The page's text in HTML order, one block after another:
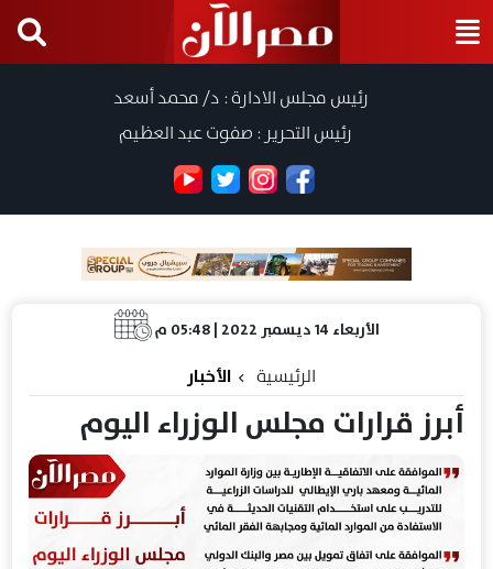
رئيس مجلس الادارة : د/ محمد أسعد
رئيس التحرير : صفوت عبد العظيم
الأربعاء 14 ديسمبر 2022 | 05:48 م
الرئيسية الأخبار
أبرز قرارات مجلس الوزراء اليوم